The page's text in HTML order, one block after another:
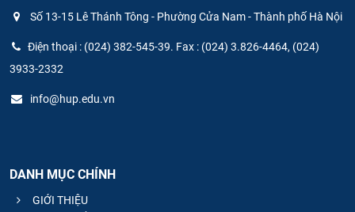
Số 13-15 Lê Thánh Tông - Phường Cửa Nam - Thành phố Hà Nội
Điện thoại : (024) 382-545-39. Fax : (024) 3.826-4464, (024)
3933-2332
info@hup.edu.vn
DANH MỤC CHÍNH
GIỚI THIỆU